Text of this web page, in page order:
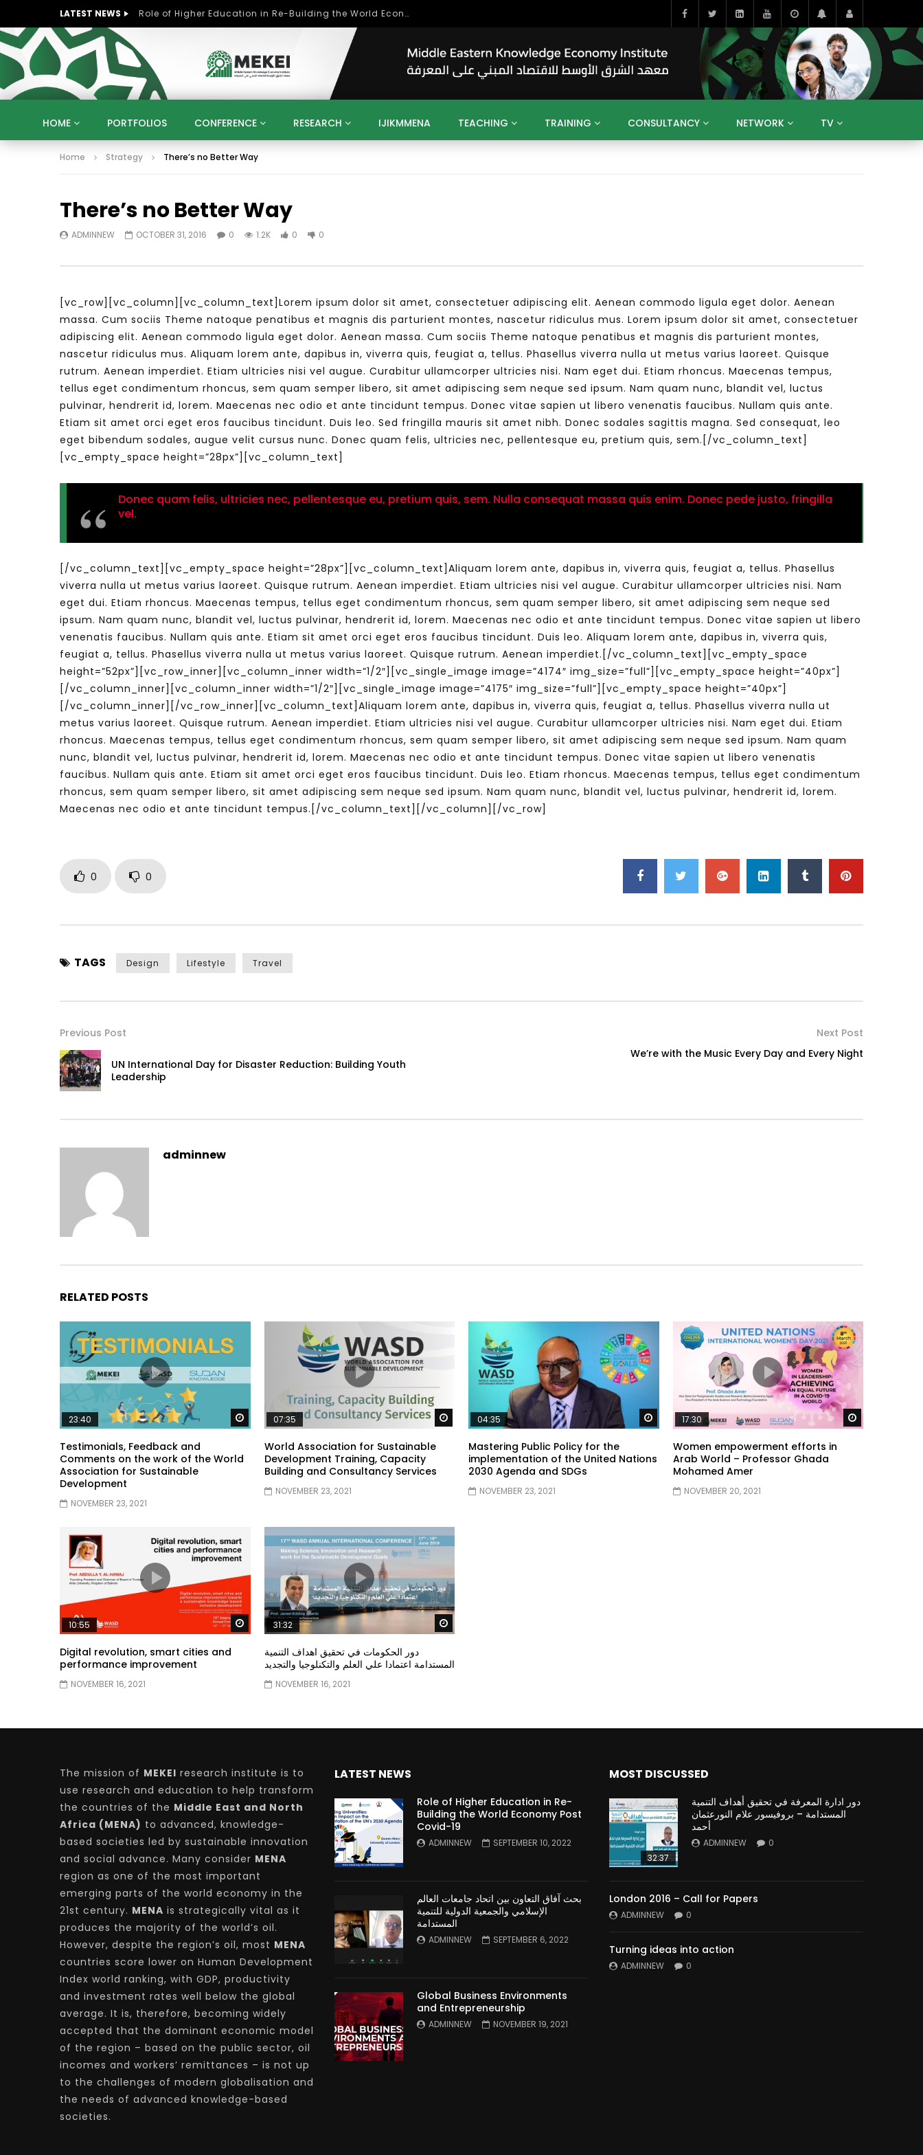
LATEST NEWS بحث آفاق التعاون بين اتحاد جامعات العالم الإسلامي والجمعية الدولية للتنمية المستدامة
HOME PORTFOLIOS CONFERENCE RESEARCH IJIKMMENA TEACHING TRAINING CONSULTANCY NETWORK TV
KNOWLEDGE ECONOMY SUSTAINABLE DEVELOPMENT
STRATEGY
ARTIFICIAL INTELLIGENCE
UNIVERSITIES
STARTUP DIGITAL TRANSFORMATION
GAMIFICATION
Watch Later
04:35
Mastering Public Policy for the
implementation of the United Nations
2030 Agenda and SDGs
Watch Later
10:28
Sustainability Conference 2005 –
Official Opening by H. E. Sheikh
Nahyan Bin Mubarak Al Nahyan
Watch Later
10:55
Digital revolution, smart cities and
performance improvement
31:32
دور الحكومات في تحقيق اهداف التنمية
المستدامة اعتمادا علي العلم والتكنلوجيا والتجديد
Home Strategy There’s no Better Way
There’s no Better Way
ADMINNEW OCTOBER 31, 2016 0 1.2K 0 0
[vc_row][vc_column][vc_column_text]Lorem ipsum dolor sit amet, consectetuer adipiscing elit. Aenean commodo ligula eget dolor. Aenean
massa. Cum sociis Theme natoque penatibus et magnis dis parturient montes, nascetur ridiculus mus. Lorem ipsum dolor sit amet, consectetuer
adipiscing elit. Aenean commodo ligula eget dolor. Aenean massa. Cum sociis Theme natoque penatibus et magnis dis parturient montes,
nascetur ridiculus mus. Aliquam lorem ante, dapibus in, viverra quis, feugiat a, tellus. Phasellus viverra nulla ut metus varius laoreet. Quisque
rutrum. Aenean imperdiet. Etiam ultricies nisi vel augue. Curabitur ullamcorper ultricies nisi. Nam eget dui. Etiam rhoncus. Maecenas tempus,
tellus eget condimentum rhoncus, sem quam semper libero, sit amet adipiscing sem neque sed ipsum. Nam quam nunc, blandit vel, luctus
pulvinar, hendrerit id, lorem. Maecenas nec odio et ante tincidunt tempus. Donec vitae sapien ut libero venenatis faucibus. Nullam quis ante.
Etiam sit amet orci eget eros faucibus tincidunt. Duis leo. Sed fringilla mauris sit amet nibh. Donec sodales sagittis magna. Sed consequat, leo
eget bibendum sodales, augue velit cursus nunc. Donec quam felis, ultricies nec, pellentesque eu, pretium quis, sem.[/vc_column_text]
[vc_empty_space height=”28px”][vc_column_text]
Donec quam felis, ultricies nec, pellentesque eu, pretium quis, sem. Nulla consequat massa quis enim. Donec pede justo, fringilla
vel.
[/vc_column_text][vc_empty_space height=”28px”][vc_column_text]Aliquam lorem ante, dapibus in, viverra quis, feugiat a, tellus. Phasellus
viverra nulla ut metus varius laoreet. Quisque rutrum. Aenean imperdiet. Etiam ultricies nisi vel augue. Curabitur ullamcorper ultricies nisi. Nam
eget dui. Etiam rhoncus. Maecenas tempus, tellus eget condimentum rhoncus, sem quam semper libero, sit amet adipiscing sem neque sed
ipsum. Nam quam nunc, blandit vel, luctus pulvinar, hendrerit id, lorem. Maecenas nec odio et ante tincidunt tempus. Donec vitae sapien ut libero
venenatis faucibus. Nullam quis ante. Etiam sit amet orci eget eros faucibus tincidunt. Duis leo. Aliquam lorem ante, dapibus in, viverra quis,
feugiat a, tellus. Phasellus viverra nulla ut metus varius laoreet. Quisque rutrum. Aenean imperdiet.[/vc_column_text][vc_empty_space
height=”52px”][vc_row_inner][vc_column_inner width=”1/2″][vc_single_image image=”4174″ img_size=”full”][vc_empty_space height=”40px”]
[/vc_column_inner][vc_column_inner width=”1/2″][vc_single_image image=”4175″ img_size=”full”][vc_empty_space height=”40px”]
[/vc_column_inner][/vc_row_inner][vc_column_text]Aliquam lorem ante, dapibus in, viverra quis, feugiat a, tellus. Phasellus viverra nulla ut
metus varius laoreet. Quisque rutrum. Aenean imperdiet. Etiam ultricies nisi vel augue. Curabitur ullamcorper ultricies nisi. Nam eget dui. Etiam
rhoncus. Maecenas tempus, tellus eget condimentum rhoncus, sem quam semper libero, sit amet adipiscing sem neque sed ipsum. Nam quam
nunc, blandit vel, luctus pulvinar, hendrerit id, lorem. Maecenas nec odio et ante tincidunt tempus. Donec vitae sapien ut libero venenatis
faucibus. Nullam quis ante. Etiam sit amet orci eget eros faucibus tincidunt. Duis leo. Etiam rhoncus. Maecenas tempus, tellus eget condimentum
rhoncus, sem quam semper libero, sit amet adipiscing sem neque sed ipsum. Nam quam nunc, blandit vel, luctus pulvinar, hendrerit id, lorem.
Maecenas nec odio et ante tincidunt tempus.[/vc_column_text][/vc_column][/vc_row]
0 0
TAGS Design Lifestyle Travel
Previous Post
UN International Day for Disaster Reduction: Building Youth
Leadership
Next Post
We’re with the Music Every Day and Every Night
adminnew
RELATED POSTS
Watch Later
23:40
Testimonials, Feedback and
Comments on the work of the World
Association for Sustainable
Development
NOVEMBER 23, 2021
Watch Later
07:35
World Association for Sustainable
Development Training, Capacity
Building and Consultancy Services
NOVEMBER 23, 2021
Watch Later
04:35
Mastering Public Policy for the
implementation of the United Nations
2030 Agenda and SDGs
NOVEMBER 23, 2021
17:30
Women empowerment efforts in
Arab World – Professor Ghada
Mohamed Amer
NOVEMBER 20, 2021
Watch Later
10:55
Digital revolution, smart cities and
performance improvement
NOVEMBER 16, 2021
31:32
دور الحكومات في تحقيق اهداف التنمية
المستدامة اعتمادا علي العلم والتكنلوجيا والتجديد
NOVEMBER 16, 2021
The mission of MEKEI research institute is to
use research and education to help transform
the countries of the Middle East and North
Africa (MENA) to advanced, knowledge-
based societies led by sustainable innovation
and social advance. Many consider MENA
region as one of the most important
emerging parts of the world economy in the
21st century. MENA is strategically vital as it
produces the majority of the world’s oil.
However, despite the region’s oil, most MENA
countries score lower on Human Development
Index world ranking, with GDP, productivity
and investment rates well below the global
average. It is, therefore, becoming widely
accepted that the dominant economic model
of the region – based on the public sector, oil
incomes and workers’ remittances – is not up
to the challenges of modern globalisation and
the needs of advanced knowledge-based
societies.
LATEST NEWS
Role of Higher Education in Re-
Building the World Economy Post
Covid-19
ADMINNEW SEPTEMBER 10, 2022
بحث آفاق التعاون بين اتحاد جامعات العالم
الإسلامي والجمعية الدولية للتنمية
المستدامة
ADMINNEW SEPTEMBER 6, 2022
Global Business Environments
and Entrepreneurship
ADMINNEW NOVEMBER 19, 2021
MOST DISCUSSED
32:37
دور ادارة المعرفة في تحقيق أهداف التنمية
المستدامة – بروفيسور علام النورعثمان
أحمد
ADMINNEW 0
London 2016 – Call for Papers
ADMINNEW 0
Turning ideas into action
ADMINNEW 0